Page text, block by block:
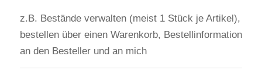
z.B. Bestände verwalten (meist 1 Stück je Artikel),
bestellen über einen Warenkorb, Bestellinformation
an den Besteller und an mich